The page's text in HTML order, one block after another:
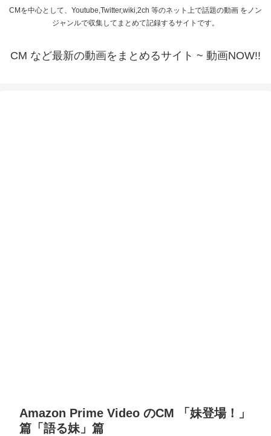
CMを中心として、Youtube,Twitter,wiki,2ch 等のネット上で話題の動画 をノン
ジャンルで収集してまとめて記録するサイトです。
CM など最新の動画をまとめるサイト ~ 動画NOW!!
Amazon Prime Video のCM 「妹登場！」
篇「語る妹」篇